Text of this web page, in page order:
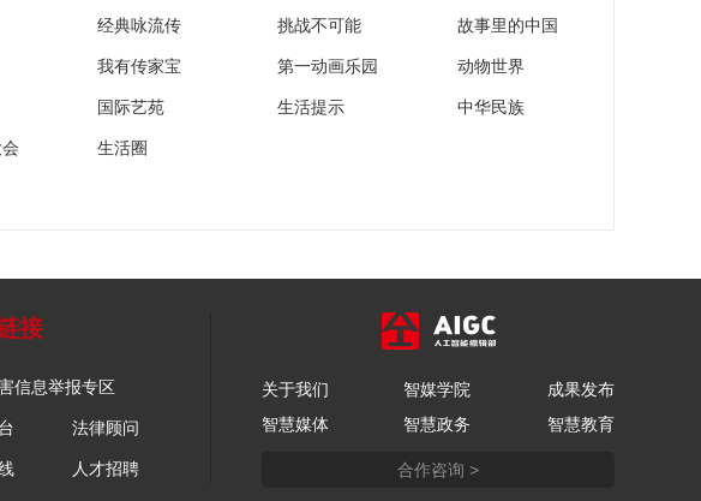
经典咏流传 挑战不可能 故事里的中国
我有传家宝 第一动画乐园 动物世界
国际艺苑 生活提示 中华民族
生活圈
接
信息举报专区
法律顾问
人才招聘
关于我们 智媒学院
成果发布
智慧媒体
智慧政务 智慧教育
合作咨询 >